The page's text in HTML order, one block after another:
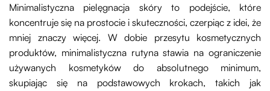
Minimalistyczna pielęgnacja skóry to podejście, które
koncentruje się na prostocie i skuteczności, czerpiąc z idei, że
mniej znaczy więcej. W dobie przesytu kosmetycznych
produktów, minimalistyczna rutyna stawia na ograniczenie
używanych kosmetyków do absolutnego minimum,
skupiając się na podstawowych krokach, takich jak